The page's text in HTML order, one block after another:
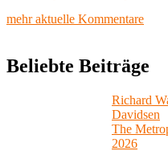
mehr aktuelle Kommentare
Beliebte Beiträge
Richard
Davidsen
The
2026